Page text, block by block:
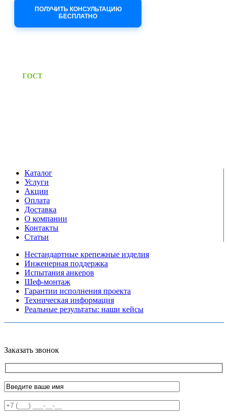
ПОЛУЧИТЬ КОНСУЛЬТАЦИЮ
БЕСПЛАТНО
ГОСТПредоставляем паспорт
Каталог
Услуги
Акции
Оплата
Доставка
О компании
Контакты
Статьи
Нестандартные крепежные изделия
Инженерная поддержка
Испытания анкеров
Шеф-монтаж
Гарантии исполнения проекта
Техническая информация
Реальные результаты: наши кейсы
Заказать звонок